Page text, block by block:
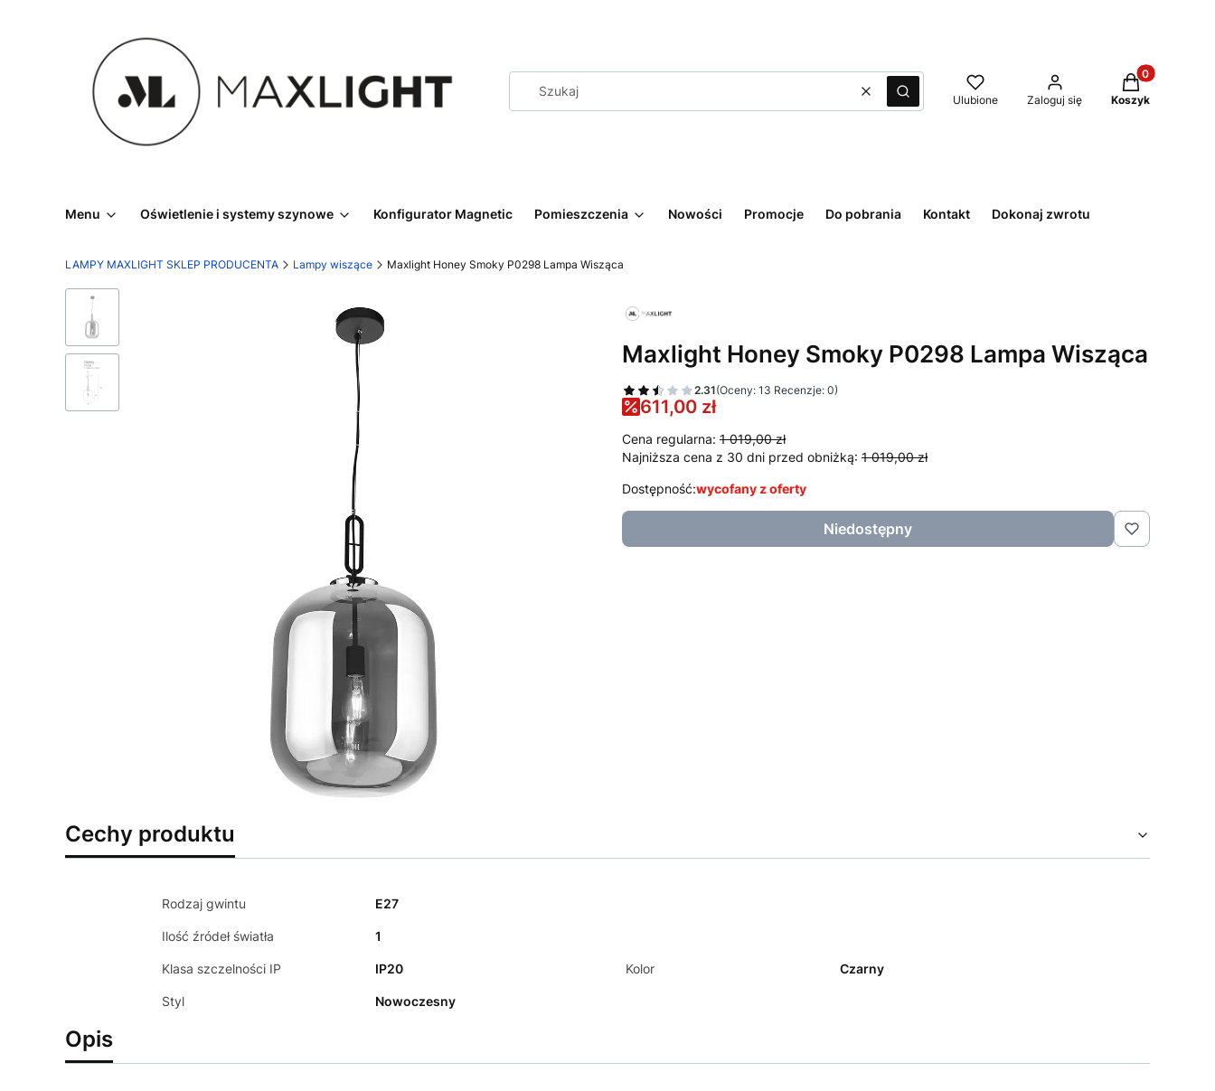
WyczyśćSzukaj Ulubione Zaloguj się
Produkty w
Koszyk
Menu Oświetlenie i systemy szynowe Konfigurator Magnetic Pomieszczenia Nowości Promocje Do pobrania Kontakt Dokonaj zwrotu
LAMPY MAXLIGHT SKLEP PRODUCENTA Lampy wiszące Maxlight Honey Smoky P0298 Lampa Wisząca
Maxlight Honey Smoky P0298 Lampa Wisząca
2.31(Oceny: 13 Recenzje: 0)
611,00 zł
Cena regularna: 1 019,00 zł
Najniższa cena z 30 dni przed obniżką: 1 019,00 zł
Dostępność:wycofany z oferty
Niedostępny
Cechy produktu
Rodzaj gwintu E27
Ilość źródeł światła 1
Klasa szczelności IP IP20 Kolor Czarny
Styl Nowoczesny
Opis